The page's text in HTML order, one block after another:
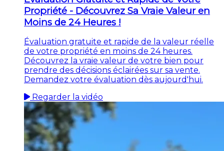
Propriété - Découvrez Sa Vraie Valeur en
Moins de 24 Heures !
Évaluation gratuite et rapide de la valeur réelle
de votre propriété en moins de 24 heures.
Découvrez la vraie valeur de votre bien pour
prendre des décisions éclairées sur sa vente.
Demandez votre évaluation dès aujourd'hui.
Regarder la vidéo